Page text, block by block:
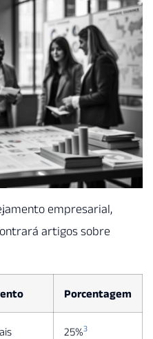
empresarial,
artigos sobre
Porcentagem
25%3